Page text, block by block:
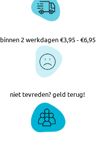
binnen 2 werkdagen €3,95 - €6,95
niet tevreden? geld terug!